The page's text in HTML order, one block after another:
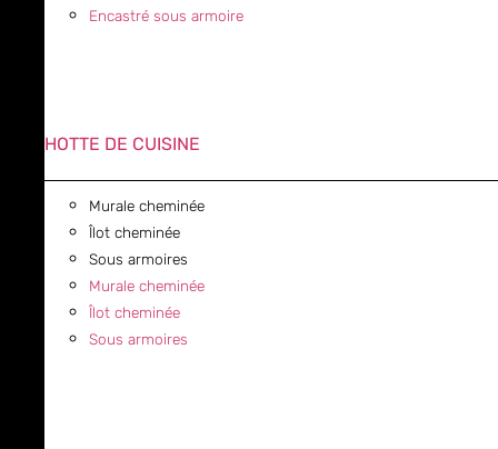
Encastré sous armoire
HOTTE DE CUISINE
Murale cheminée
Îlot cheminée
Sous armoires
Murale cheminée
Îlot cheminée
Sous armoires